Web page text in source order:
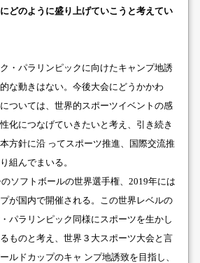
どのように盛り上げていこうと考えてい
・パラリンピックに向けたキャンプ地誘
な動きはない。今後大会にどうかかわ
ついては、世界的スポーツイベントの感
化につなげていきたいと考え、引き続き
方針に沿 ってスポーツ推進、国際交流推
組んでまいる。
ソフトボールの世界選手権、2019年には
が国内で開催される。この世界レベルの
パラリンピック同様にスポーツを生かし
ものと考え、世界３大スポーツ大会と言
ルドカップのキャ ンプ地誘致を目指し、